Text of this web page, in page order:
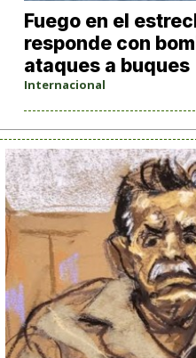
Fuego en el
responde con
ataques a buques
Internacional